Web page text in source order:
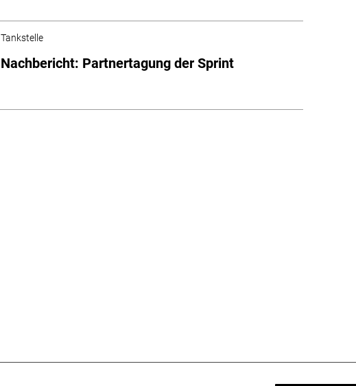
Tankstelle
Nachbericht: Partnertagung der Sprint